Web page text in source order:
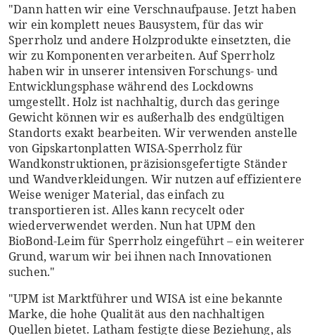
"Dann hatten wir eine Verschnaufpause. Jetzt haben
wir ein komplett neues Bausystem, für das wir
Sperrholz und andere Holzprodukte einsetzten, die
wir zu Komponenten verarbeiten. Auf Sperrholz
haben wir in unserer intensiven Forschungs- und
Entwicklungsphase während des Lockdowns
umgestellt. Holz ist nachhaltig, durch das geringe
Gewicht können wir es außerhalb des endgültigen
Standorts exakt bearbeiten. Wir verwenden anstelle
von Gipskartonplatten WISA-Sperrholz für
Wandkonstruktionen, präzisionsgefertigte Ständer
und Wandverkleidungen. Wir nutzen auf effizientere
Weise weniger Material, das einfach zu
transportieren ist. Alles kann recycelt oder
wiederverwendet werden. Nun hat UPM den
BioBond-Leim für Sperrholz eingeführt – ein weiterer
Grund, warum wir bei ihnen nach Innovationen
suchen."
"UPM ist Marktführer und WISA ist eine bekannte
Marke, die hohe Qualität aus den nachhaltigen
Quellen bietet. Latham festigte diese Beziehung, als